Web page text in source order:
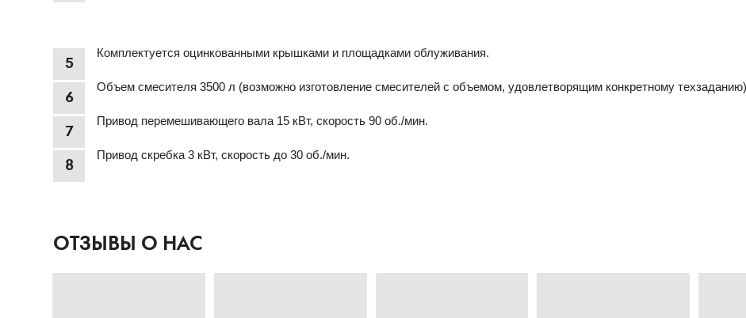
5
Комплектуется оцинкованными крышками и площадками облуживания.
6
Объем смесителя 3500 л (возможно изготовление смесителей с объемом, удовлетворящим конкретному
7
Привод перемешивающего вала 15 кВт, скорость 90 об./мин.
8
Привод скребка 3 кВт, скорость до 30 об./мин.
ОТЗЫВЫ О НАС